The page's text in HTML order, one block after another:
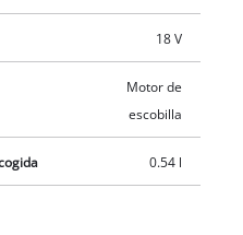
18 V
Motor de
escobilla
0.54 l